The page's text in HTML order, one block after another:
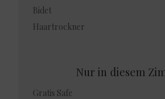
Bidet
Haartrockner
Nur in diesem
Gratis Safe